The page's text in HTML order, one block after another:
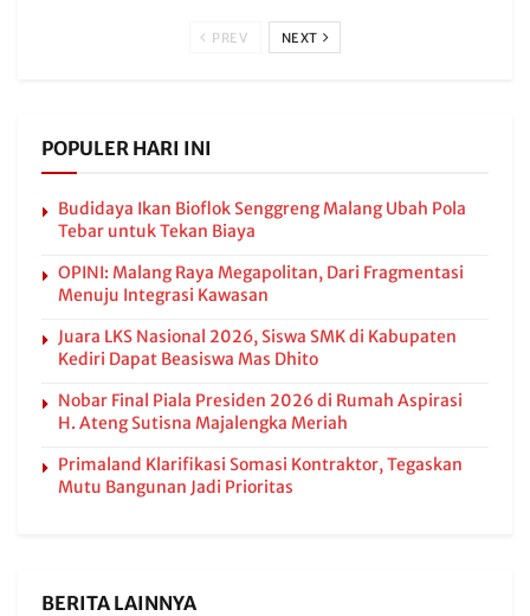
PREV NEXT
POPULER HARI INI
Budidaya Ikan Bioflok Senggreng Malang Ubah Pola
Tebar untuk Tekan Biaya
OPINI: Malang Raya Megapolitan, Dari Fragmentasi
Menuju Integrasi Kawasan
Juara LKS Nasional 2026, Siswa SMK di Kabupaten
Kediri Dapat Beasiswa Mas Dhito
Nobar Final Piala Presiden 2026 di Rumah Aspirasi
H. Ateng Sutisna Majalengka Meriah
Primaland Klarifikasi Somasi Kontraktor, Tegaskan
Mutu Bangunan Jadi Prioritas
BERITA LAINNYA